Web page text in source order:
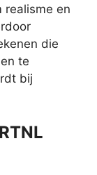
realisme en
die
te
bij